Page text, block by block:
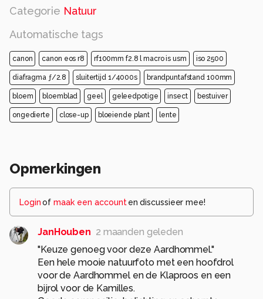
Categorie Natuur
Automatische tags
canon canon eos r8 rf100mm f2.8 l macro is usm iso 2500
diafragma ƒ/2.8 sluitertijd 1/4000s brandpuntafstand 100mm
bloem bloemblad geel geleedpotige insect bestuiver
ongedierte close-up bloeiende plant lente
Opmerkingen
Loginof maak een account en discussieer mee!
JanHouben 2 maanden geleden
"Keuze genoeg voor deze Aardhommel."
Een hele mooie natuurfoto met een hoofdrol
voor de Aardhommel en de Klaproos en een
bijrol voor de Kamilles.